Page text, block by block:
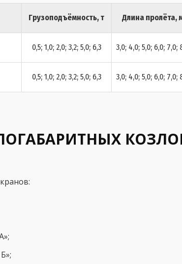
Грузоподъёмность, т Длина пролёта,
0,5; 1,0; 2,0; 3,2; 5,0; 6,3 3,0; 4,0; 5,0; 6,0; 7,0;
0,5; 1,0; 2,0; 3,2; 5,0; 6,3 3,0; 4,0; 5,0; 6,0; 7,0;